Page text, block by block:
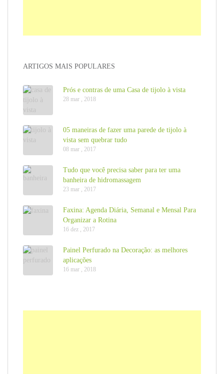
ARTIGOS MAIS POPULARES
Prós e contras de uma Casa de tijolo à vista
28 mar , 2018
05 maneiras de fazer uma parede de tijolo à
vista sem quebrar tudo
08 mar , 2017
Tudo que você precisa saber para ter uma
banheira de hidromassagem
23 mar , 2017
Faxina: Agenda Diária, Semanal e Mensal Para
Organizar a Rotina
16 dez , 2017
Painel Perfurado na Decoração: as melhores
aplicações
16 mar , 2018